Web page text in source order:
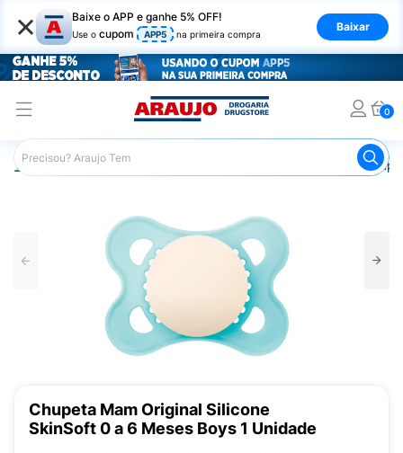
× Baixe o APP e ganhe 5% OFF!
Use o cupom APP5 na primeira compra
Baixar
0
Araujo Infantil
Chupeta Mam Original Silicone
SkinSoft 0 a 6 Meses Boys 1 Unidade